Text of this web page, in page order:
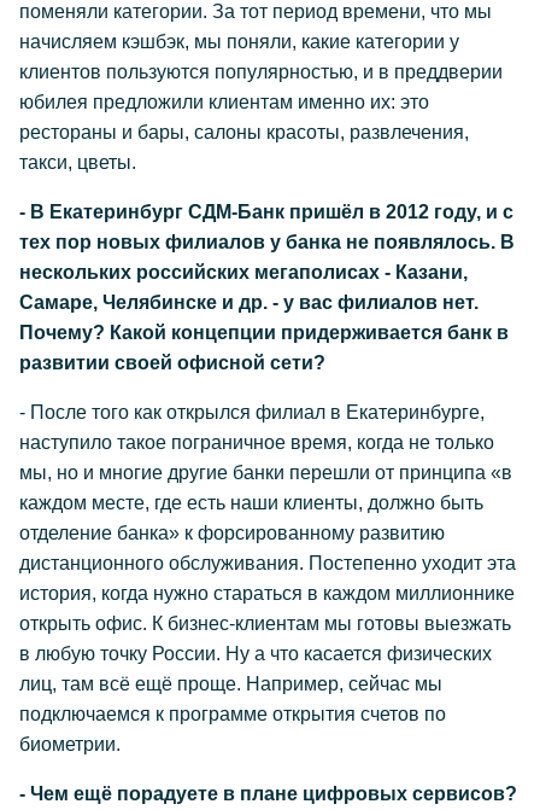
поменяли категории. За тот период времени, что мы
начисляем кэшбэк, мы поняли, какие категории у
клиентов пользуются популярностью, и в преддверии
юбилея предложили клиентам именно их: это
рестораны и бары, салоны красоты, развлечения,
такси, цветы.
- В Екатеринбург СДМ-Банк пришёл в 2012 году, и с
тех пор новых филиалов у банка не появлялось. В
нескольких российских мегаполисах - Казани,
Самаре, Челябинске и др. - у вас филиалов нет.
Почему? Какой концепции придерживается банк в
развитии своей офисной сети?
- После того как открылся филиал в Екатеринбурге,
наступило такое пограничное время, когда не только
мы, но и многие другие банки перешли от принципа «в
каждом месте, где есть наши клиенты, должно быть
отделение банка» к форсированному развитию
дистанционного обслуживания. Постепенно уходит эта
история, когда нужно стараться в каждом миллионнике
открыть офис. К бизнес-клиентам мы готовы выезжать
в любую точку России. Ну а что касается физических
лиц, там всё ещё проще. Например, сейчас мы
подключаемся к программе открытия счетов по
биометрии.
- Чем ещё порадуете в плане цифровых сервисов?